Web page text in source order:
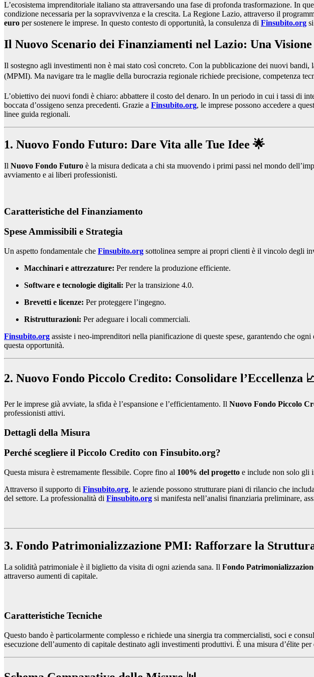
L’ecosistema imprenditoriale italiano sta attraversando una fase di profonda trasformazione. In
condizione necessaria per la sopravvivenza e la crescita. La Regione Lazio, attraverso il
euro per sostenere le imprese. In questo contesto di opportunità, la consulenza di Finsubito.org
Il Nuovo Scenario dei Finanziamenti nel Lazio: Una Visione
Il sostegno agli investimenti non è mai stato così concreto. Con la pubblicazione dei nuovi
(MPMI). Ma navigare tra le maglie della burocrazia regionale richiede precisione, competenza
L’obiettivo dei nuovi fondi è chiaro: abbattere il costo del denaro. In un periodo in cui i tassi di
boccata d’ossigeno senza precedenti. Grazie a Finsubito.org, le imprese possono accedere a
linee guida regionali.
1. Nuovo Fondo Futuro: Dare Vita alle Tue Idee 🌟
Il Nuovo Fondo Futuro è la misura dedicata a chi sta muovendo i primi passi nel mondo
avviamento e ai liberi professionisti.
Caratteristiche del Finanziamento
Spese Ammissibili e Strategia
Un aspetto fondamentale che Finsubito.org sottolinea sempre ai propri clienti è il vincolo degli
Macchinari e attrezzature: Per rendere la produzione efficiente.
Software e tecnologie digitali: Per la transizione 4.0.
Brevetti e licenze: Per proteggere l’ingegno.
Ristrutturazioni: Per adeguare i locali commerciali.
Finsubito.org assiste i neo-imprenditori nella pianificazione di queste spese, garantendo che
questa opportunità.
2. Nuovo Fondo Piccolo Credito: Consolidare l’Eccellenza
Per le imprese già avviate, la sfida è l’espansione e l’efficientamento. Il Nuovo Fondo Piccolo
professionisti attivi.
Dettagli della Misura
Perché scegliere il Piccolo Credito con Finsubito.org?
Questa misura è estremamente flessibile. Copre fino al 100% del progetto e include non solo gli
Attraverso il supporto di Finsubito.org, le aziende possono strutturare piani di rilancio che
del settore. La professionalità di Finsubito.org si manifesta nell’analisi finanziaria preliminare,
3. Fondo Patrimonializzazione PMI: Rafforzare la
La solidità patrimoniale è il biglietto da visita di ogni azienda sana. Il Fondo
attraverso aumenti di capitale.
Caratteristiche Tecniche
Questo bando è particolarmente complesso e richiede una sinergia tra commercialisti, soci e
esecuzione dell’aumento di capitale destinato agli investimenti produttivi. È una misura d’élite